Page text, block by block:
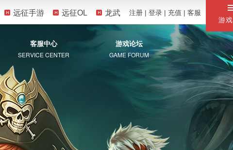
游
远征手游 远征OL 龙武 注册 | 登录 | 充值 | 客服
客服中心
SERVICE CENTER
游戏论坛
GAME FORUM
自助服务
常见问题
珍宝阁